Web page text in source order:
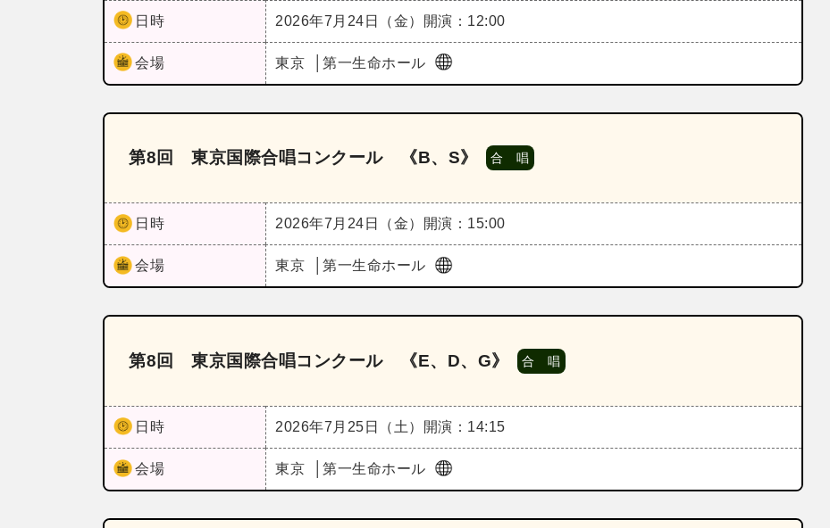
日時 2026年7月24日（金） 開演：12:00
会場 東京 第一生命ホール
第8回 東京国際合唱コンクール 《B、S》 合 唱
日時 2026年7月24日（金） 開演：15:00
会場 東京 第一生命ホール
第8回 東京国際合唱コンクール 《E、D、G》 合 唱
日時 2026年7月25日（土） 開演：14:15
会場 東京 第一生命ホール